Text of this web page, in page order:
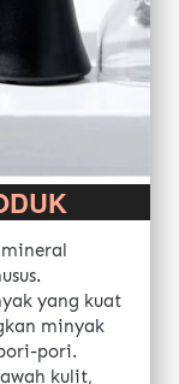
yang kuat
minyak
pori.
kulit,